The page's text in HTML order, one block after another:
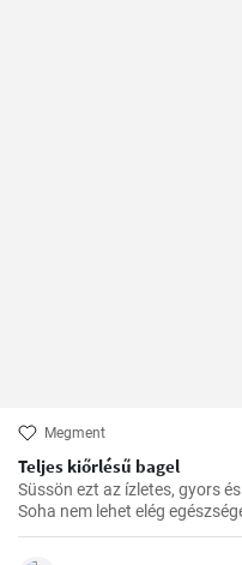
Megment
Teljes kiőrlésű bagel
Süssön ezt az ízletes, gyors
Soha nem lehet elég